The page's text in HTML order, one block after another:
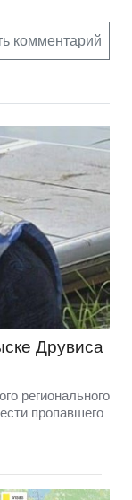
комментарий
Друвиса
регионального
пропавшего